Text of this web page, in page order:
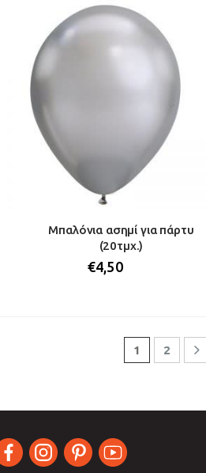
Μπαλόνια ασημί για πάρτυ
(20τμχ.)
€4,50
1 2